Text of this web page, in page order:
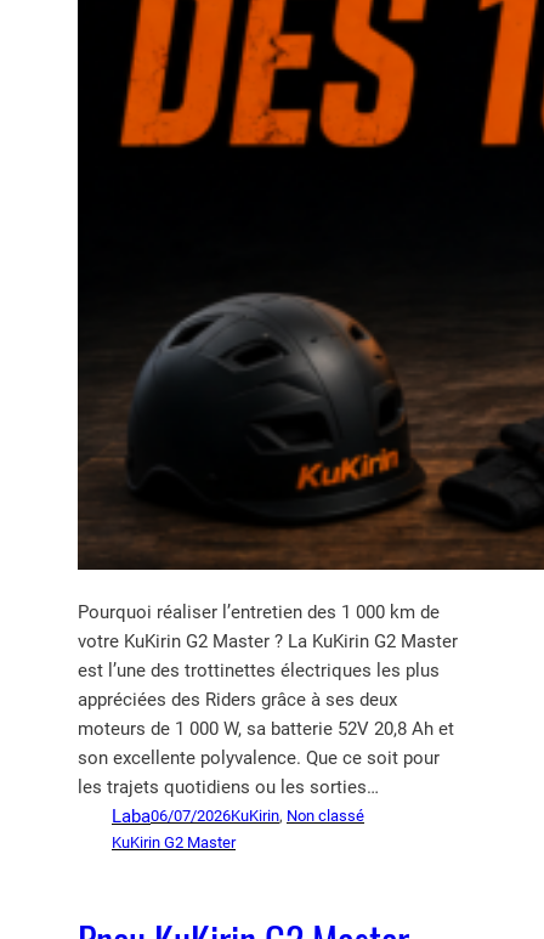
Pourquoi réaliser l’entretien des 1 000 km de
votre KuKirin G2 Master ? La KuKirin G2 Master
est l’une des trottinettes électriques les plus
appréciées des Riders grâce à ses deux
moteurs de 1 000 W, sa batterie 52V 20,8 Ah et
son excellente polyvalence. Que ce soit pour
les trajets quotidiens ou les sorties…
Laba06/07/2026KuKirin, Non classé
KuKirin G2 Master